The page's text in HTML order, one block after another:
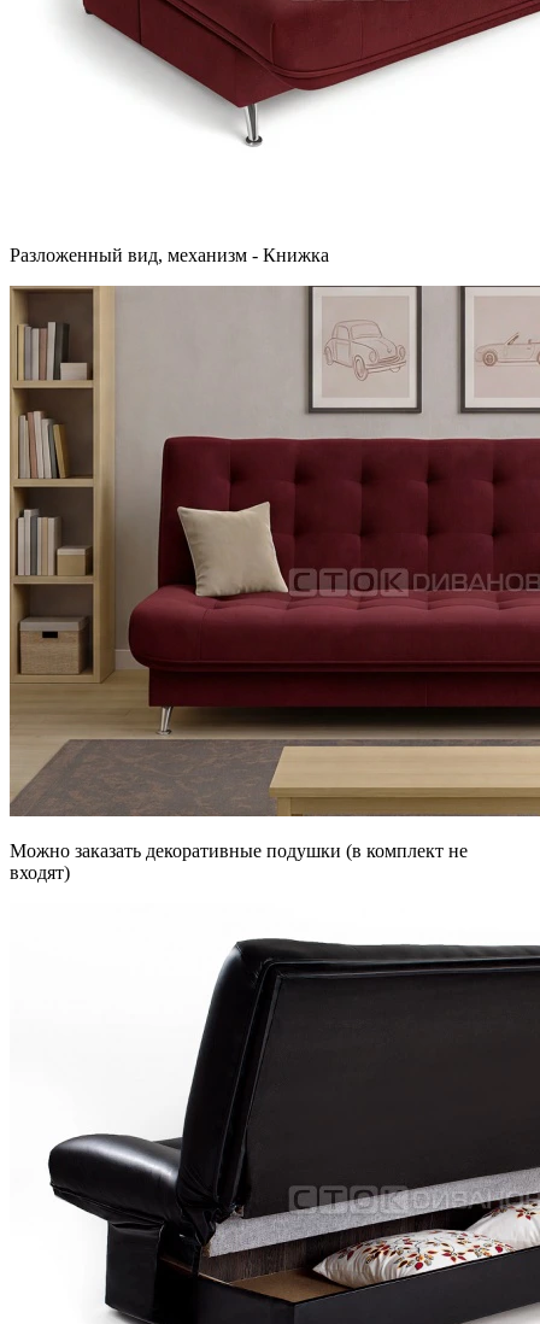
Разложенный вид, механизм - Книжка
Можно заказать декоративные подушки (в комплект не
входят)